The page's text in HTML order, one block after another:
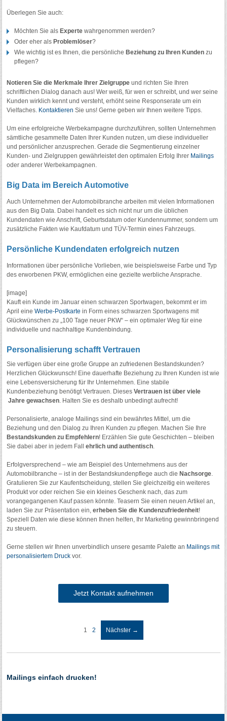
Überlegen Sie auch:
Möchten Sie alsExperte wahrgenommen werden?
Oder eher alsProblemlöser?
Wie wichtig ist es Ihnen, die persönlicheBeziehung zu Ihren Kunden zu
pflegen?
Notieren Sie die Merkmale Ihrer Zielgruppe und richten Sie Ihren
schriftlichen Dialog danach aus! Wer weiß, für wen er schreibt, und wer seine
Kunden wirklich kennt und versteht, erhöht seine Responserate um ein
Vielfaches. Kontaktieren Sie uns! Gerne geben wir Ihnen weitere Tipps.
Um eine erfolgreiche Werbekampagne durchzuführen, sollten Unternehmen
sämtliche gesammelte Daten Ihrer Kunden nutzen, um diese individueller
und persönlicher anzusprechen. Gerade die Segmentierung einzelner
Kunden- und Zielgruppen gewährleistet den optimalen Erfolg Ihrer Mailings
oder anderer Werbekampagnen.
Big Data im Bereich Automotive
Auch Unternehmen der Automobilbranche arbeiten mit vielen Informationen
aus den Big Data. Dabei handelt es sich nicht nur um die üblichen
Kundendaten wie Anschrift, Geburtsdatum oder Kundennummer, sondern um
zusätzliche Fakten wie Kaufdatum und TÜV-Termin eines Fahrzeugs.
Persönliche Kundendaten erfolgreich nutzen
Informationen über persönliche Vorlieben, wie beispielsweise Farbe und Typ
des erworbenen PKW, ermöglichen eine gezielte werbliche Ansprache.
[image]
Kauft ein Kunde im Januar einen schwarzen Sportwagen, bekommt er im
April eineWerbe-Postkarte in Form eines schwarzen Sportwagens mit
Glückwünschen zu „100 Tage neuer PKW“ – ein optimaler Weg für eine
individuelle und nachhaltige Kundenbindung.
Personalisierung schafft Vertrauen
Sie verfügen über eine große Gruppe an zufriedenen Bestandskunden?
Herzlichen Glückwunsch! Eine dauerhafte Beziehung zu Ihren Kunden ist wie
eine Lebensversicherung für Ihr Unternehmen. Eine stabile
Kundenbeziehung benötigt Vertrauen. DiesesVertrauen ist über viele
Jahre gewachsen . Halten Sie es deshalb unbedingt aufrecht!
Personalisierte, analoge Mailings sind ein bewährtes Mittel, um die
Beziehung und den Dialog zu Ihren Kunden zu pflegen. Machen Sie Ihre
Bestandskunden zu Empfehlern! Erzählen Sie gute Geschichten – bleiben
Sie dabei aber in jedem Fallehrlich und authentisch
Erfolgversprechend – wie am Beispiel des Unternehmens aus der
Automobilbranche – ist in der Bestandskundenpflege auch dieNachsorge
Gratulieren Sie zur Kaufentscheidung, stellen Sie gleichzeitig ein weiteres
Produkt vor oder reichen Sie ein kleines Geschenk nach, das zum
vorangegangenen Kauf passen könnte. Teasern Sie einen neuen Artikel an,
laden Sie zur Präsentation ein,erheben Sie die Kundenzufriedenheit!
Speziell Daten wie diese können Ihnen helfen, Ihr Marketing gewinnbringend
zu steuern.
Gerne stellen wir Ihnen unverbindlich unsere gesamte Palette an Mailings mit
personalisiertem Druck vor.
Jetzt Kontakt aufnehmen
Artikelnavigation
1 2 Nächster →
Mailings einfach drucken!